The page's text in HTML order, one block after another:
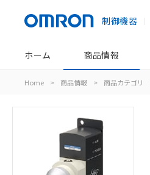
制御機器
ホーム 商品情報
Home > 商品情報 > 商品カテゴリ